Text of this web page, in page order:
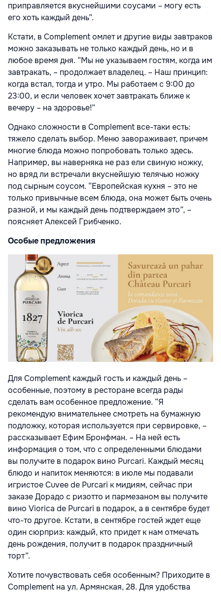
приправляется вкуснейшими соусами – могу есть
его хоть каждый день”.
Кстати, в Complement омлет и другие виды завтраков
можно заказывать не только каждый день, но и в
любое время дня. “Мы не указываем гостям, когда им
завтракать, – продолжает владелец. – Наш принцип:
когда встал, тогда и утро. Мы работаем с 9:00 до
23:00, и если человек хочет завтракать ближе к
вечеру – на здоровье!”
Однако сложности в Complement все-таки есть:
тяжело сделать выбор. Меню завораживает, причем
многие блюда можно попробовать только здесь.
Например, вы наверняка не раз ели свиную ножку,
но вряд ли встречали вкуснейшую телячью ножку
под сырным соусом. “Европейская кухня – это не
только привычные всем блюда, она может быть очень
разной, и мы каждый день подтверждаем это”, –
поясняет Алексей Грибченко.
Особые предложения
Для Complement каждый гость и каждый день –
особенные, поэтому в ресторане всегда рады
сделать вам особенное предложение. “Я
рекомендую внимательнее смотреть на бумажную
подложку, которая используется при сервировке, –
рассказывает Ефим Бронфман. – На ней есть
информация о том, что с определенными блюдами
вы получите в подарок вино Purcari. Каждый месяц
блюдо и напиток меняются: в июле мы подавали
игристое Cuvee de Purcari к мидиям, сейчас при
заказе Дорадо с ризотто и пармезаном вы получите
вино Viorica de Purcari в подарок, а в сентябре будет
что-то другое. Кстати, в сентябре гостей ждет еще
один сюрприз: каждый, кто придет к нам отмечать
день рождения, получит в подарок праздничный
торт”.
Хотите почувствовать себя особенным? Приходите в
Complement на ул. Армянская, 28. Для удобства